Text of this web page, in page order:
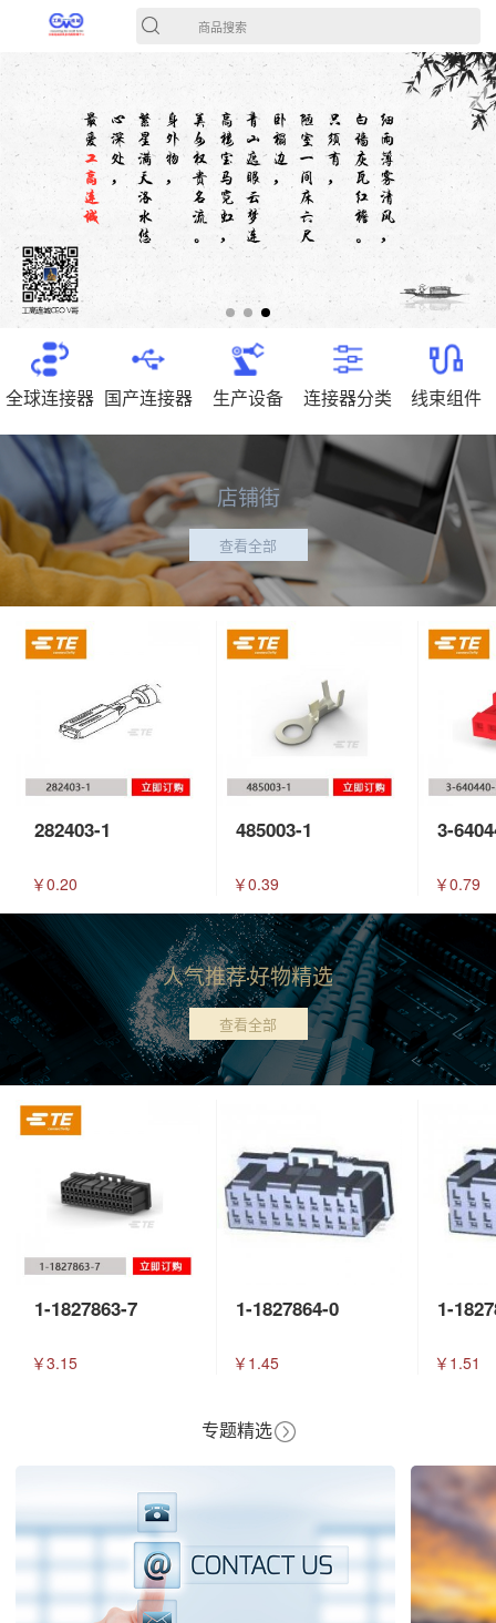
商品搜索
全球连接器 国产连接器 生产设备 连接器分类 线束组件
店铺街
查看全部
282403-1
￥0.20
485003-1
￥0.39
3-
￥0.79
人气推荐好物精选
查看全部
1-1827863-7
￥3.15
1-1827864-0
￥1.45
1-
￥1.51
专题精选